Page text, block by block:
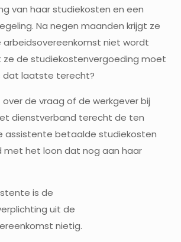
van haar studiekosten en een
Na negen maanden krijgt ze
niet wordt
ze de studiekostenvergoeding moet
dat laatste terecht?
de vraag of de werkgever bij
dienstverband terecht de ten
assistente betaalde studiekosten
met het loon dat nog aan haar
is de
uit de
nietig.